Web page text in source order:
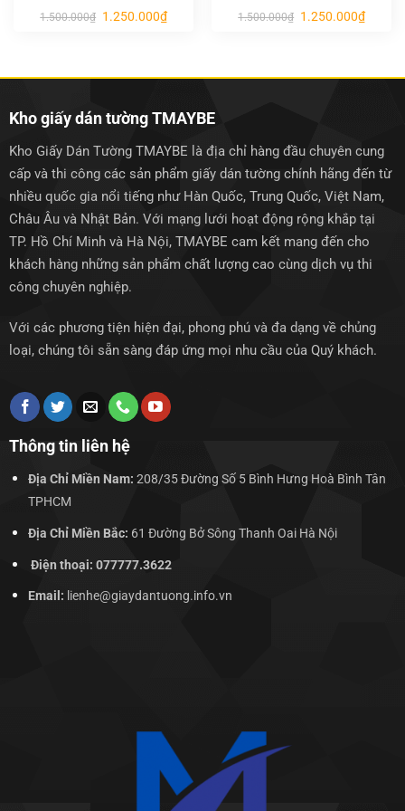
1.500.000₫ Giá
1.250.000₫Giá
hiện
1.500.000₫ Giá
1.250.000₫Giá
hiện
Kho giấy dán tường TMAYBE
Kho Giấy Dán Tường TMAYBE là địa chỉ hàng đầu chuyên cung
cấp và thi công các sản phẩm giấy dán tường chính hãng đến từ
nhiều quốc gia nổi tiếng như Hàn Quốc, Trung Quốc, Việt Nam,
Châu Âu và Nhật Bản. Với mạng lưới hoạt động rộng khắp tại
TP. Hồ Chí Minh và Hà Nội, TMAYBE cam kết mang đến cho
khách hàng những sản phẩm chất lượng cao cùng dịch vụ thi
công chuyên nghiệp.
Với các phương tiện hiện đại, phong phú và đa dạng về chủng
loại, chúng tôi sẵn sàng đáp ứng mọi nhu cầu của Quý khách.
Thông tin liên hệ
Địa Chỉ Miền Nam: 208/35 Đường Số 5 Bình Hưng Hoà Bình Tân
TPHCM
Địa Chỉ Miền Bắc: 61 Đường Bở Sông Thanh Oai Hà Nội
Điện thoại: 077777.3622
Email: lienhe@giaydantuong.info.vn